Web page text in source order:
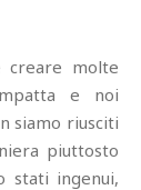
creare molte
e noi
siamo riusciti
piuttosto
stati ingenui,